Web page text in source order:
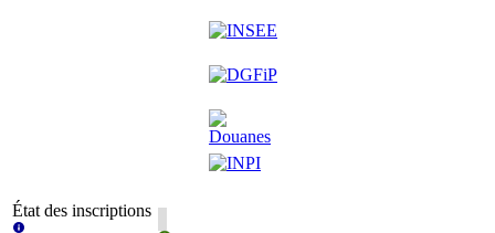
État des inscriptions